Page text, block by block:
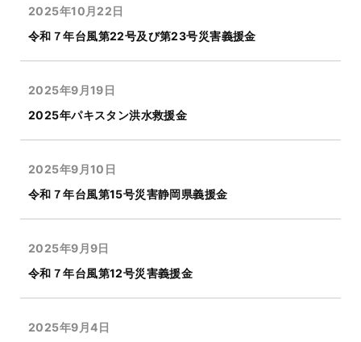
2025年10月22日
令和７年台風第22号及び第23号災害義援金
2025年9月19日
2025年パキスタン洪水救援金
2025年9月10日
令和７年台風第15号災害静岡県義援金
2025年9月9日
令和７年台風第12号災害義援金
2025年9月4日